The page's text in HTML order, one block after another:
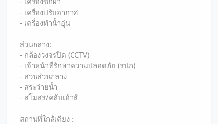
- เครื่องปรับอากาศ
- เครื่องทำน้ำอุ่น
ส่วนกลาง:
- กล้องวงจรปิด (CCTV)
- เจ้าหน้าที่รักษาความปลอดภัย (รปภ)
- สวนส่วนกลาง
- สระว่ายน้ำ
- สโมสร/คลับเฮ้าส์
สถานที่ใกล้เคียง :